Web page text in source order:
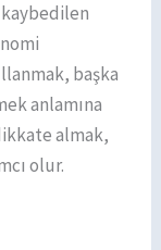
kaybedilen
başka
anlamına
almak,
olur.